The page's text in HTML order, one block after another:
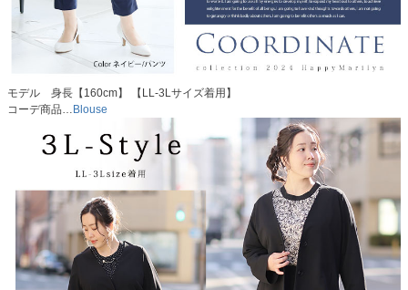
モデル 身長【160cm】 【LL-3Lサイズ着用】
コーデ商品… Blouse